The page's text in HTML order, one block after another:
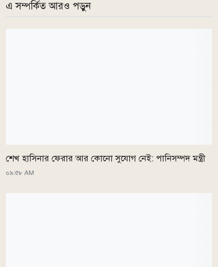
এ সম্পর্কিত আরও পড়ুন
শেখ হাসিনার ফেরার আর কোনো সুযোগ নেই: পানিসম্পদ মন্ত্রী
০৯:৫৮ AM